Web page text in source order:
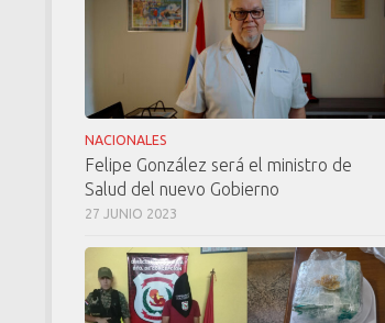
NACIONALES
Felipe González será el ministro de
Salud del nuevo Gobierno
27 JUNIO 2023